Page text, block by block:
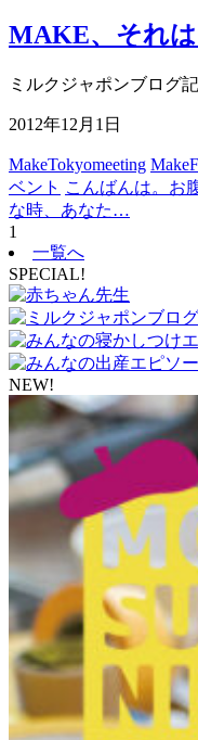
MAKE、それは
ミルクジャポンブログ
2012年12月1日
MakeTokyomeeting
ベント こんばんは。お
な時、あなた…
1
一覧へ
SPECIAL!
NEW!